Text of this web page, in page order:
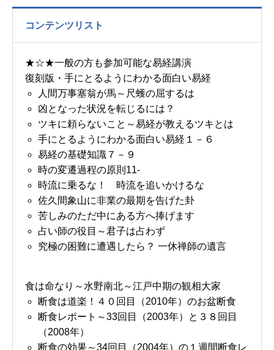
コンテンツリスト
★☆★一般の方も参加可能な易経講演
復刻版・手にとるようにわかる面白い易経
人間万事塞翁が馬～尺蠖の屈するは
凶となった状況を転じるには？
ツキに頼らないこと～易経が教えるツキとは
手にとるようにわかる面白い易経１－６
易経の基礎知識７－９
時の変遷過程の原則11-
時流に乗るな！ 時流を追いかけるな
佐久間象山に非業の最期を告げた卦
苦しみのただ中にある方へ捧げます
占い師の役目～君子は占わず
究極の困難に遭遇したら？ 一休禅師の遺言
食は命なり～水野南北～江戸中期の観相大家
断食は道楽！４０回目（2010年）のお盆断食
断食レポート～33回目（2003年）と３８回目
（2008年）
断食の効果～34回目（2004年）の１週間断食レ